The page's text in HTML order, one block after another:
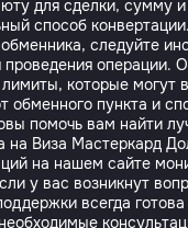
для сделки, сумму и
способ конвертации.
следуйте
проведения операции.
которые могут
обменного пункта и
помочь вам найти
на Виза Мастеркард
на нашем сайте
у вас возникнут
всегда